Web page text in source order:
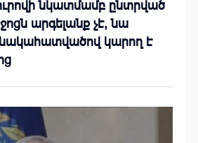
նկատմամբ ընտրված
արգելանք չէ, նա
կարող է